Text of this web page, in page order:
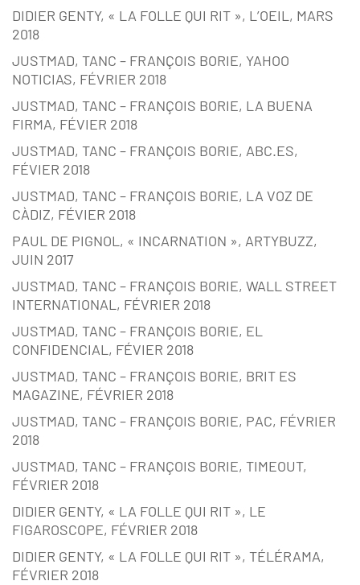
DIDIER GENTY, « LA FOLLE QUI RIT », L’OEIL, MARS
2018
JUSTMAD, TANC – FRANÇOIS BORIE, YAHOO
NOTICIAS, FÉVRIER 2018
JUSTMAD, TANC – FRANÇOIS BORIE, LA BUENA
FIRMA, FÉVIER 2018
JUSTMAD, TANC – FRANÇOIS BORIE, ABC.ES,
FÉVIER 2018
JUSTMAD, TANC – FRANÇOIS BORIE, LA VOZ DE
CÀDIZ, FÉVIER 2018
PAUL DE PIGNOL, « INCARNATION », ARTYBUZZ,
JUIN 2017
JUSTMAD, TANC – FRANÇOIS BORIE, WALL STREET
INTERNATIONAL, FÉVRIER 2018
JUSTMAD, TANC – FRANÇOIS BORIE, EL
CONFIDENCIAL, FÉVIER 2018
JUSTMAD, TANC – FRANÇOIS BORIE, BRIT ES
MAGAZINE, FÉVRIER 2018
JUSTMAD, TANC – FRANÇOIS BORIE, PAC, FÉVRIER
2018
JUSTMAD, TANC – FRANÇOIS BORIE, TIMEOUT,
FÉVRIER 2018
DIDIER GENTY, « LA FOLLE QUI RIT », LE
FIGAROSCOPE, FÉVRIER 2018
DIDIER GENTY, « LA FOLLE QUI RIT », TÉLÉRAMA,
FÉVRIER 2018